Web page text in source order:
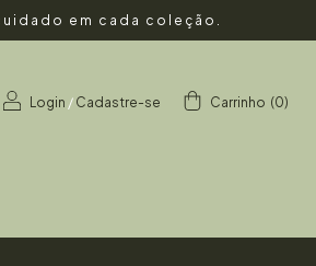
em cada coleção.
Login / Cadastre-se Carrinho (0)